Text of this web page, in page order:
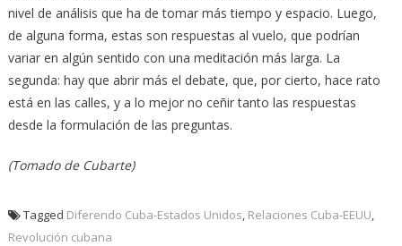
nivel de análisis que ha de tomar más tiempo y espacio. Luego,
de alguna forma, estas son respuestas al vuelo, que podrían
variar en algún sentido con una meditación más larga. La
segunda: hay que abrir más el debate, que, por cierto, hace rato
está en las calles, y a lo mejor no ceñir tanto las respuestas
desde la formulación de las preguntas.
(Tomado de Cubarte)
Tagged Diferendo Cuba-Estados Unidos, Relaciones Cuba-EEUU,
Revolución cubana